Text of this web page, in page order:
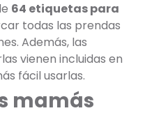
64 etiquetas para
todas las prendas
Además, las
vienen incluidas en
fácil usarlas.
mamás